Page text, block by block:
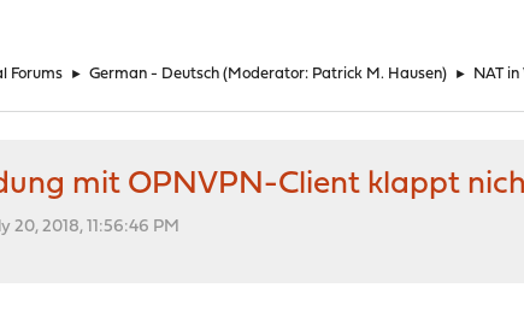
Forums ► German - Deutsch (Moderator: Patrick M. Hausen) ► NAT
mit OPNVPN-Client klappt
2018, 11:56:46 PM